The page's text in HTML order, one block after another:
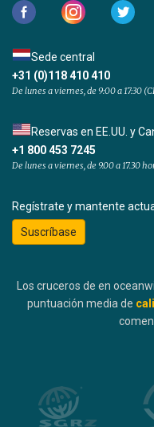
Sede central
+31 (0)118 410 410
De lunes a viernes, de 9:00 a 17:30
Reservas en EE.UU. y
+1 800 453 7245
De lunes a viernes, de 9.00 a 17.30
Regístrate y mantente
Suscríbase
Los cruceros de en
puntuación media de